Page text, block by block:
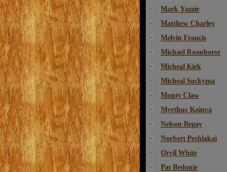
Mark Yazzie
Matthew Charley
Melvin Francis
Michael Roanhorse
Micheal Kirk
Micheal Sockyma
Monty Claw
Myrthus Koinva
Nelson Begay
Norbert Peshlakai
Orvil White
Pat Bedonie